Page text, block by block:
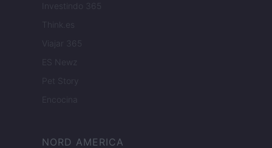
Investindo 365
Think.es
Viajar 365
ES Newz
Pet Story
Encocina
NORD AMERICA